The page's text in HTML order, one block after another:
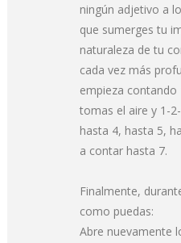
ningún adjetivo a
que sumerges tu
naturaleza de tu
cada vez más
empieza contando
tomas el aire y 1-
hasta 4, hasta 5,
a contar hasta 7.
Finalmente,
como puedas:
Abre nuevamente